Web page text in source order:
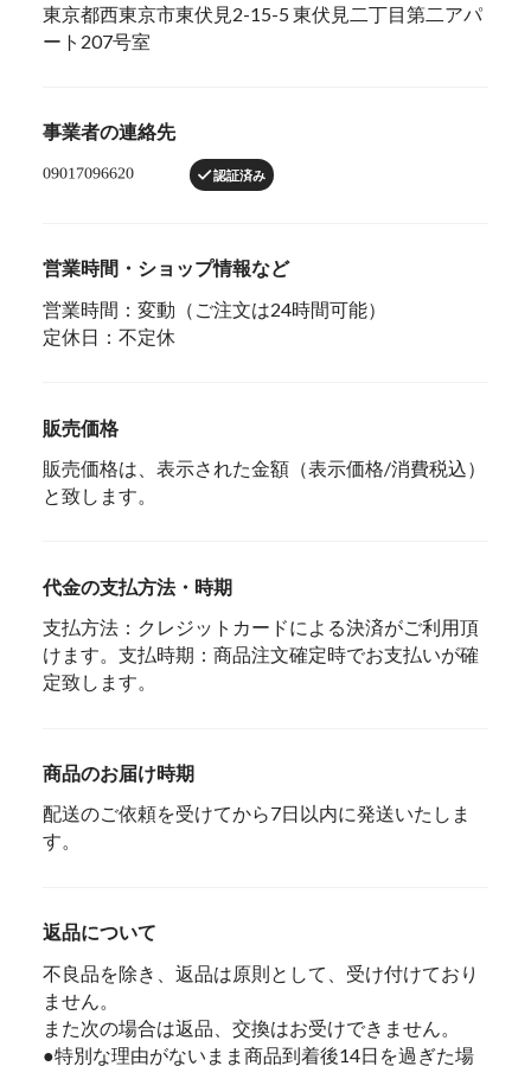
東京都西東京市東伏見2-15-5 東伏見二丁目第二アパ
ート207号室
事業者の連絡先
認証済み
営業時間・ショップ情報など
営業時間：変動（ご注文は24時間可能）
定休日：不定休
販売価格
販売価格は、表示された金額（表示価格/消費税込）
と致します。
代金の支払方法・時期
支払方法：クレジットカードによる決済がご利用頂
けます。支払時期：商品注文確定時でお支払いが確
定致します。
商品のお届け時期
配送のご依頼を受けてから7日以内に発送いたしま
す。
返品について
不良品を除き、返品は原則として、受け付けており
ません。
また次の場合は返品、交換はお受けできません。
●特別な理由がないまま商品到着後14日を過ぎた場